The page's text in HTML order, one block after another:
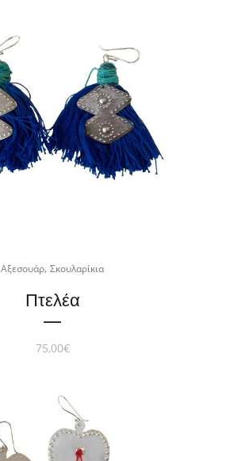
Αξεσουάρ, Σκουλαρίκια
Πτελέα
75,00€